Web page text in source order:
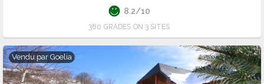
8.2/10
380 GRADES ON 3 SITES
Vendu par Goelia